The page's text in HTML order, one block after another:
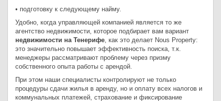
• подготовку к следующему найму.
Удобно, когда управляющей компанией является то же
агентство недвижимости, которое подбирает вам вариант
недвижимости на Тенерифе, как это делает Nous Property:
это значительно повышает эффективность поиска, т.к.
менеджеры рассматривают проблему через призму
собственного опыта работы с арендой.
При этом наши специалисты контролируют не только
процедуры сдачи жилья в аренду, но и оплату всех налогов и
коммунальных платежей, страхование и фиксирование